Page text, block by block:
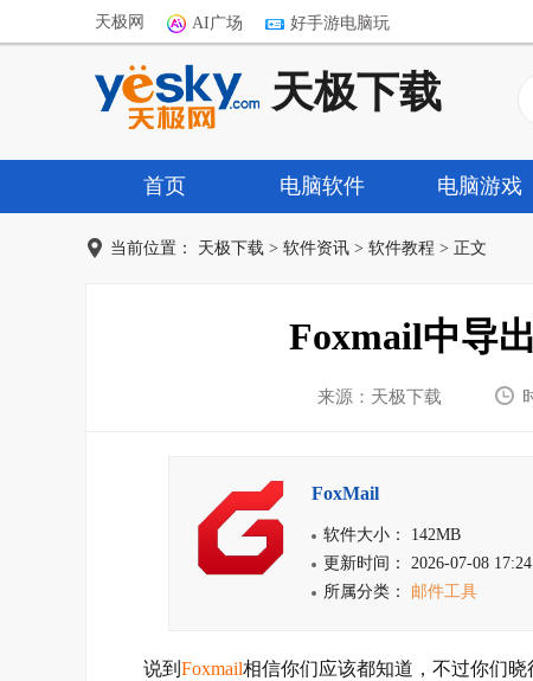
天极网 AI广场 好手游电脑玩
天极下载
首页 电脑软件 电脑游戏
当前位置： 天极下载 > 软件资讯 > 软件教程 > 正文
Foxmail中导
来源：天极下载
FoxMail
软件大小： 142MB
更新时间： 2026-07-08
所属分类： 邮件工具
说到 Foxmail相信你们应该都知道，不过你们